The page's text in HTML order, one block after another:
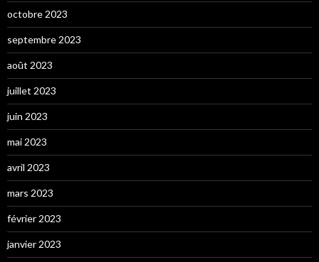
octobre 2023
septembre 2023
août 2023
juillet 2023
juin 2023
mai 2023
avril 2023
mars 2023
février 2023
janvier 2023